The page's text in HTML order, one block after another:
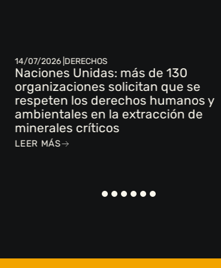
14/07/2026 | DERECHOS
Naciones Unidas: más de 130
organizaciones solicitan que se
respeten los derechos humanos y
ambientales en la extracción de
minerales críticos
LEER MÁS